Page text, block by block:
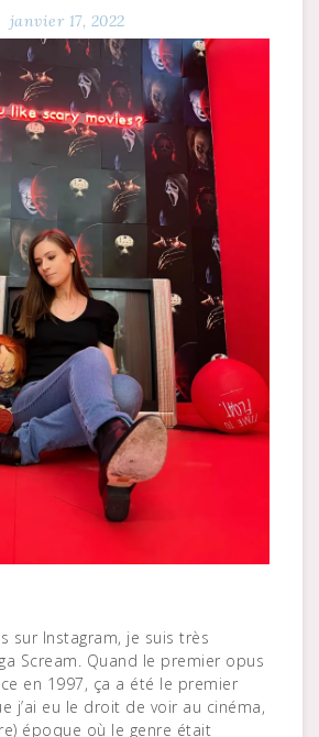
janvier 17, 2022
sur Instagram, je suis très
Scream. Quand le premier opus
en 1997, ça a été le premier
j’ai eu le droit de voir au cinéma,
époque où le genre était